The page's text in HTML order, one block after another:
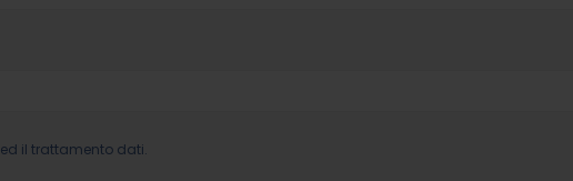
ed il trattamento dati.